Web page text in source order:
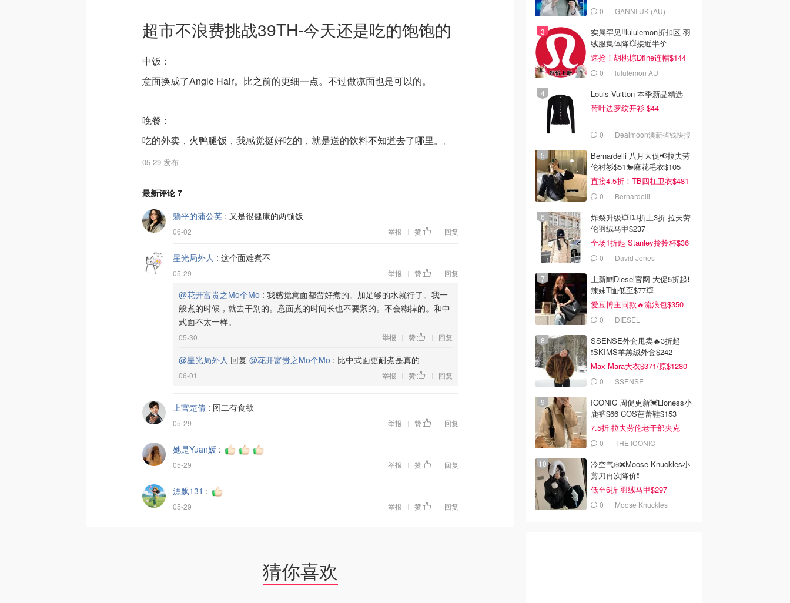
超市不浪费挑战39TH-今天还是吃的饱饱的
中饭：
意面换成了Angle Hair。比之前的更细一点。不过做凉面也是可以的。
晚餐：
吃的外卖，火鸭腿饭，我感觉挺好吃的，就是送的饮料不知道去了哪里。。
05-29 发布
最新评论 7
躺平的蒲公英 : 又是很健康的两顿饭
06-02 举报 | 赞 | 回复
星光局外人 : 这个面难煮不
05-29 举报 | 赞 | 回复
@花开富贵之Mo个Mo : 我感觉意面都蛮好煮的。加足够的水就行了。我一
般煮的时候，就去干别的。意面煮的时间长也不要紧的。不会糊掉的。和中
式面不太一样。
05-30 举报 | 赞 | 回复
@星光局外人 回复 @花开富贵之Mo个Mo : 比中式面更耐煮是真的
06-01 举报 | 赞 | 回复
上官楚倩 : 图二有食欲
05-29 举报 | 赞 | 回复
她是Yuan媛 :
05-29 举报 | 赞 | 回复
漂飘131 :
05-29 举报 | 赞 | 回复
猜你喜欢
0 GANNI UK (AU)
实属罕见‼️lululemon折扣区 羽
绒服集体降💥接近半价
速抢！胡桃棕Dfine连帽$144
0 lululemon AU
Louis Vuitton 本季新品精选
荷叶边罗纹开衫 $44
0 Dealmoon澳新省钱快报
Bernardelli 八月大促📢拉夫劳
伦衬衫$51🐎麻花毛衣$105
直接4.5折！TB四杠卫衣$481
0 Bernardelli
炸裂升级💥DJ折上3折 拉夫劳
伦羽绒马甲$237
全场1折起 Stanley拎拎杯$36
0 David Jones
上新🆕Diesel官网 大促5折起❗️
辣妹T恤低至$77💥
爱豆博主同款🔥流浪包$350
0 DIESEL
SSENSE外套甩卖🔥3折起
❗SKIMS羊羔绒外套$242
Max Mara大衣$371/原$1280
0 SSENSE
ICONIC 周促更新💓Lioness小
鹿裤$66 COS芭蕾鞋$153
7.5折 拉夫劳伦老干部夹克
$4190 THE ICONIC
冷空气❄️❌️Moose Knuckles小
剪刀再次降价❗️
低至6折 羽绒马甲$297
0 Moose Knuckles